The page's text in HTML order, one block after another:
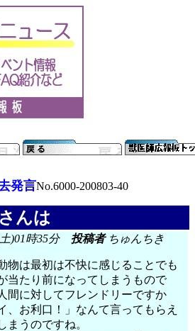
発言No.6000-200803-40
んは
)01時35分 投稿者ちゅんちき
物は最初は不快に感じることでも
当たり前になってしまうもので
間に対してフレンドリーですか
、お利口！」なんて言ってもらえ
まうのですね。